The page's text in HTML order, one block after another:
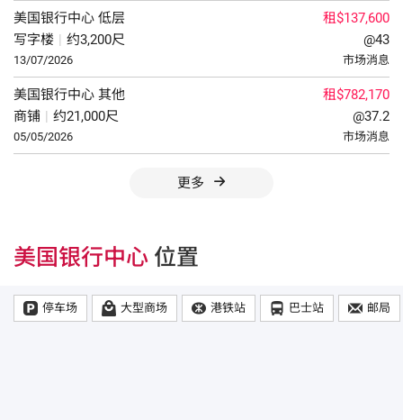
美国银行中心 低层
写字楼 | 约3,200尺
13/07/2026
租$137,600
@43
市场消息
美国银行中心 其他
商铺 | 约21,000尺
05/05/2026
租$782,170
@37.2
市场消息
更多
美国银行中心 位置
停车场 大型商场 港铁站 巴士站 邮局